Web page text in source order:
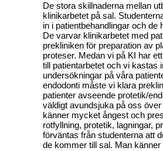
De stora skillnaderna mellan
klinikarbetet på sal.
in i patientbehandlingar och de
De varvar klinikarbetet med
prekliniken för preparation av
proteser. Medan vi på KI har
till patientarbetet och vi kastas
undersökningar på våra
endodonti måste vi klara
patienter avseende protetik/
väldigt avundsjuka på oss
känner mycket ångest och
rotfyllning, protetik, lagningar,
förväntas från studenterna att
de kommer till sal. Man